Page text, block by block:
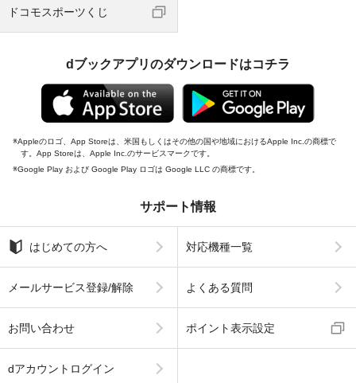
ドコモスポーツくじ
dブックアプリのダウンロードはコチラ
Appleのロゴ、App Storeは、米国もしくはその他の国や地域におけるApple Inc.の商標で
す。App Storeは、Apple Inc.のサービスマークです。
Google Play および Google Play ロゴは Google LLC の商標です。
サポート情報
はじめての方へ 対応機種一覧
メールサービス登録/解除 よくある質問
お問い合わせ ポイント表示設定
dアカウントログイン